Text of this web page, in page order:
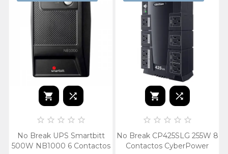
 
    
No Break UPS Smartbitt
500W NB1000 6 Contactos
 
    
No Break CP425SLG 255W 8
Contactos CyberPower